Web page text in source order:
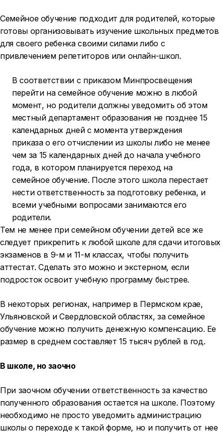
Семейное обучение подходит для родителей, которые
готовы организовывать изучение школьных предметов
для своего ребенка своими силами либо с
привлечением репетиторов или онлайн-школ.
В соответствии с приказом Минпросвещения
перейти на семейное обучение можно в любой
момент, но родители должны уведомить об этом
местный департамент образования не позднее 15
календарных дней с момента утверждения
приказа о его отчислении из школы либо не менее
чем за 15 календарных дней до начала учебного
года, в котором планируется переход на
семейное обучение. После этого школа перестает
нести ответственность за подготовку ребенка, и
всеми учебными вопросами занимаются его
родители.
Тем не менее при семейном обучении детей все же
следует прикрепить к любой школе для сдачи итоговых
экзаменов в 9-м и 11-м классах, чтобы получить
аттестат. Сделать это можно и экстерном, если
подросток освоит учебную программу быстрее.
В некоторых регионах, например в Пермском крае,
Ульяновской и Свердловской областях, за семейное
обучение можно получить денежную компенсацию. Ее
размер в среднем составляет 15 тысяч рублей в год.
В школе, но заочно
При заочном обучении ответственность за качество
полученного образования остается на школе. Поэтому
необходимо не просто уведомить администрацию
школы о переходе к такой форме, но и получить от нее